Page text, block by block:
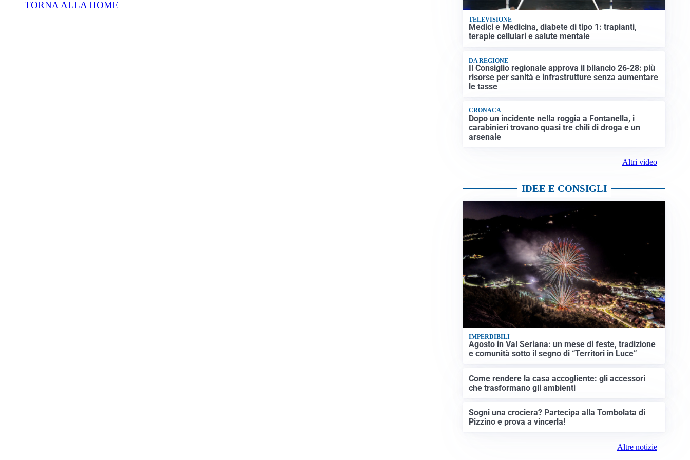
TORNA ALLA HOME
TELEVISIONE
Medici e Medicina, diabete di tipo 1: trapianti,
terapie cellulari e salute mentale
DA REGIONE
Il Consiglio regionale approva il bilancio 26-28: più
risorse per sanità e infrastrutture senza aumentare
le tasse
CRONACA
Dopo un incidente nella roggia a Fontanella, i
carabinieri trovano quasi tre chili di droga e un
arsenale
Altri video
IDEE E CONSIGLI
IMPERDIBILI
Agosto in Val Seriana: un mese di feste, tradizione
e comunità sotto il segno di “Territori in Luce”
Come rendere la casa accogliente: gli accessori
che trasformano gli ambienti
Sogni una crociera? Partecipa alla Tombolata di
Pizzino e prova a vincerla!
Altre notizie